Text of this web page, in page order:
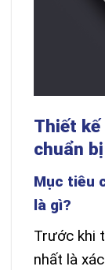
Thiết
chuẩn
Mục tiêu
là gì?
Trước khi
nhất là